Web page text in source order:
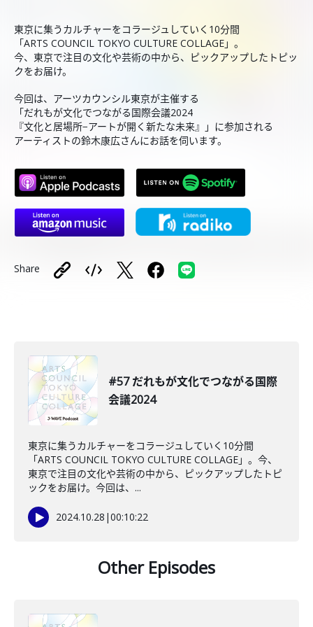
東京に集うカルチャーをコラージュしていく10分間
「ARTS COUNCIL TOKYO CULTURE COLLAGE」。
今、東京で注目の文化や芸術の中から、ピックアップしたトピッ
クをお届け。
今回は、アーツカウンシル東京が主催する
「だれもが文化でつながる国際会議2024
『文化と居場所−アートが開く新たな未来』」に参加される
アーティストの鈴木康広さんにお話を伺います。
Share
#57 だれもが文化でつながる国際
会議2024
東京に集うカルチャーをコラージュしていく10分間
「ARTS COUNCIL TOKYO CULTURE COLLAGE」。今、
東京で注目の文化や芸術の中から、ピックアップしたトピ
ックをお届け。今回は、...
2024.10.28 |00:10:22
Other Episodes